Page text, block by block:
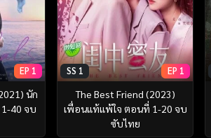
EP 1
นัก
40 จบ
SS 1 EP 1
The Best Friend (2023)
เพื่อนแท้แพ้ใจ ตอนที่ 1-20 จบ
ซับไทย